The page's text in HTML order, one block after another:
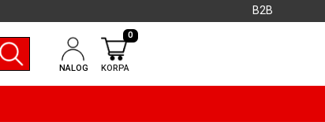
B2B
NALOG KORPA
0